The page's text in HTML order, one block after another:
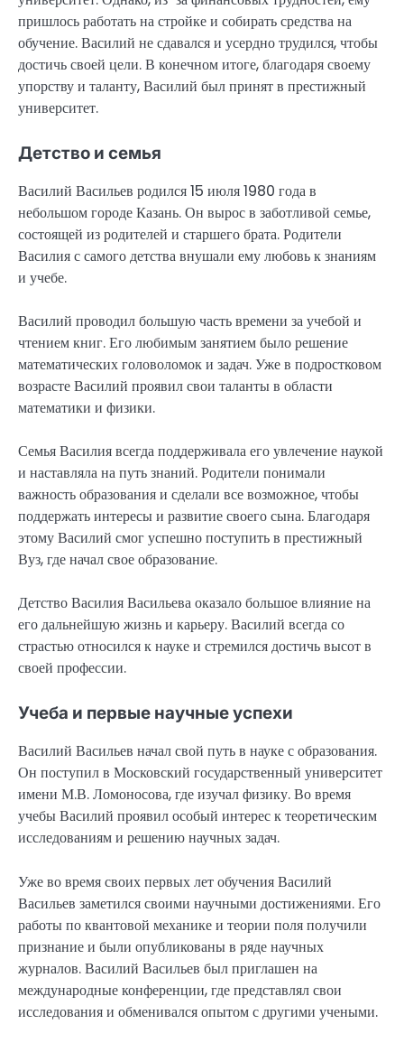
пришлось работать на стройке и собирать средства на
обучение. Василий не сдавался и усердно трудился, чтобы
достичь своей цели. В конечном итоге, благодаря своему
упорству и таланту, Василий был принят в престижный
университет.
Детство и семья
Василий Васильев родился 15 июля 1980 года в
небольшом городе Казань. Он вырос в заботливой семье,
состоящей из родителей и старшего брата. Родители
Василия с самого детства внушали ему любовь к знаниям
и учебе.
Василий проводил большую часть времени за учебой и
чтением книг. Его любимым занятием было решение
математических головоломок и задач. Уже в подростковом
возрасте Василий проявил свои таланты в области
математики и физики.
Семья Василия всегда поддерживала его увлечение наукой
и наставляла на путь знаний. Родители понимали
важность образования и сделали все возможное, чтобы
поддержать интересы и развитие своего сына. Благодаря
этому Василий смог успешно поступить в престижный
Вуз, где начал свое образование.
Детство Василия Васильева оказало большое влияние на
его дальнейшую жизнь и карьеру. Василий всегда со
страстью относился к науке и стремился достичь высот в
своей профессии.
Учеба и первые научные успехи
Василий Васильев начал свой путь в науке с образования.
Он поступил в Московский государственный университет
имени М.В. Ломоносова, где изучал физику. Во время
учебы Василий проявил особый интерес к теоретическим
исследованиям и решению научных задач.
Уже во время своих первых лет обучения Василий
Васильев заметился своими научными достижениями. Его
работы по квантовой механике и теории поля получили
признание и были опубликованы в ряде научных
журналов. Василий Васильев был приглашен на
международные конференции, где представлял свои
исследования и обменивался опытом с другими учеными.